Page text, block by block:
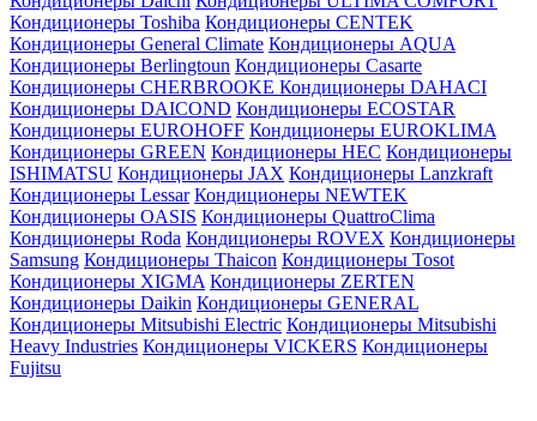
Кондиционеры Toshiba Кондиционеры CENTEK
Кондиционеры General Climate Кондиционеры AQUA
Кондиционеры Berlingtoun Кондиционеры Casarte
Кондиционеры CHERBROOKE Кондиционеры DAHACI
Кондиционеры DAICOND Кондиционеры ECOSTAR
Кондиционеры EUROHOFF Кондиционеры EUROKLIMA
Кондиционеры GREEN Кондиционеры HEC Кондиционеры
ISHIMATSU Кондиционеры JAX Кондиционеры Lanzkraft
Кондиционеры Lessar Кондиционеры NEWTEK
Кондиционеры OASIS Кондиционеры QuattroClima
Кондиционеры Roda Кондиционеры ROVEX Кондиционеры
Samsung Кондиционеры Thaicon Кондиционеры Tosot
Кондиционеры XIGMA Кондиционеры ZERTEN
Кондиционеры Daikin Кондиционеры GENERAL
Кондиционеры Mitsubishi Electric Кондиционеры Mitsubishi
Heavy Industries Кондиционеры VICKERS Кондиционеры
Fujitsu